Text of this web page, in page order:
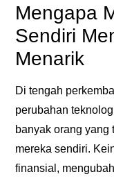
Mengapa
Sendiri
Menarik
Di tengah
perubahan
banyak orang yang
mereka sendiri.
finansial,